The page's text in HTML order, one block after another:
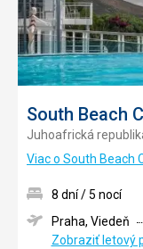
South Beach
Juhoafrická
Viac o South Beach
8 dní / 5 nocí
Praha, Viedeň
Zobraziť letový